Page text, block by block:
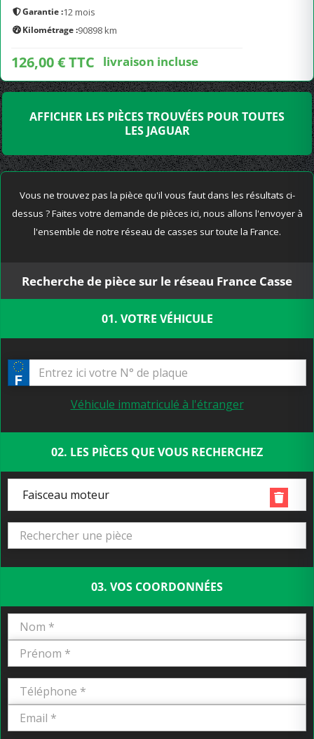
Garantie :12 mois
Kilométrage :90898 km
126,00 € TTC livraison incluse
AFFICHER LES PIÈCES TROUVÉES POUR TOUTES
LES JAGUAR
Vous ne trouvez pas la pièce qu'il vous faut dans les résultats ci-
dessus ? Faites votre demande de pièces ici, nous allons l'envoyer à
l'ensemble de notre réseau de casses sur toute la France.
Recherche de pièce sur le réseau France Casse
01. VOTRE VÉHICULE
Véhicule immatriculé à l'étranger
02. LES PIÈCES QUE VOUS RECHERCHEZ
Faisceau moteur
03. VOS COORDONNÉES